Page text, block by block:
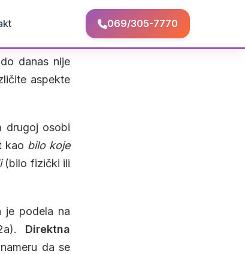
069/305-7770
danas nije
aspekte
drugoj osobi
kao bilo koje
(bilo fizički ili
je podela na
Direktna
da se